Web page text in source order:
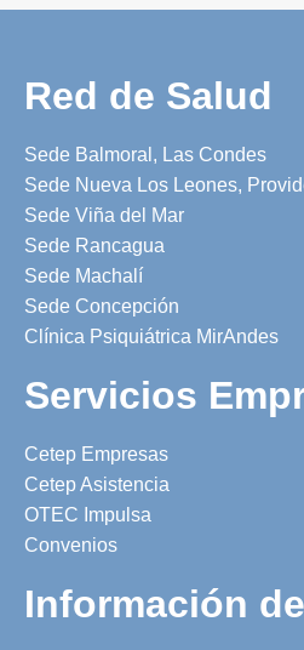
Red de Salud
Sede Balmoral, Las Condes
Sede Nueva Los Leones,
Sede Viña del Mar
Sede Rancagua
Sede Machalí
Sede Concepción
Clínica Psiquiátrica MirAndes
Servicios
Cetep Empresas
Cetep Asistencia
OTEC Impulsa
Convenios
Información